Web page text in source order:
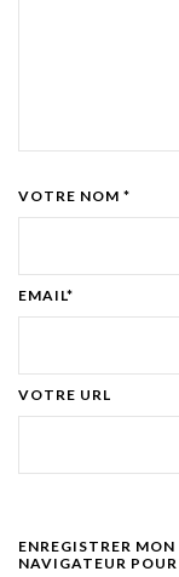
VOTRE NOM *
EMAIL*
VOTRE URL
ENREGISTRER
NAVIGATEUR